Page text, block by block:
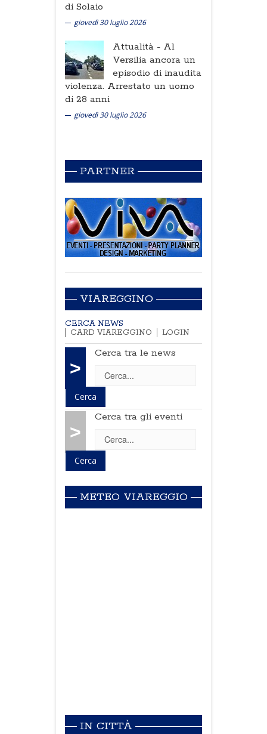
di Solaio
giovedì 30 luglio 2026
Attualità - Al
Versilia ancora un
episodio di inaudita
violenza. Arrestato un uomo
di 28 anni
giovedì 30 luglio 2026
PARTNER
VIAREGGINO
CERCA NEWS
CARD VIAREGGINO
LOGIN
>
Cerca tra le news
>
Cerca tra gli eventi
METEO VIAREGGIO
IN CITTÀ